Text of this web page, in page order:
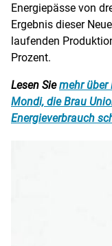
Energiepässe von
Ergebnis dieser
laufenden
Prozent.
Lesen Siemehr über
Mondi, die Brau
Energieverbrauch